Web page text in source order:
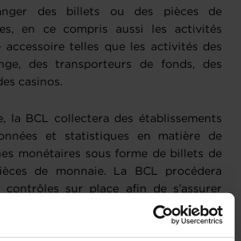
des billets ou des pièces de
en ce compris aussi les activités
telles que les activités des
des transporteurs de fonds, des
casinos.
la BCL collectera des établissements
et statistiques en matière de
monétaires sous forme de billets de
de monnaie. La BCL procédera
contrôles sur place afin de s’assurer
fonctionnement des machines
ainsi que de la mise en place de